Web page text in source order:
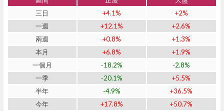
三日
+4.1%
+2%
一週
+12.1%
+2.6%
兩週
+0.8%
+1.3%
本月
+6.8%
+1.9%
一個月
-18.2%
-2.8%
一季
-20.1%
+5.5%
半年
-4.9%
+36.5%
今年
+17.8%
+50.7%